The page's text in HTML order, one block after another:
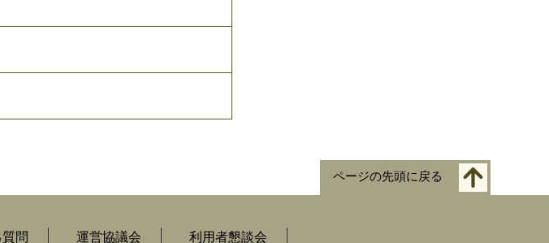
ページの先頭に戻る
問 運営協議会 利用者懇談会